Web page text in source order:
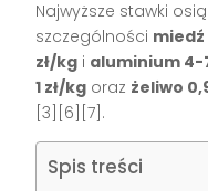
Najwyższe stawki
szczególności miedź
zł/kg i aluminium 4-
1 zł/kg oraz żeliwo
[3][6][7].
Spis treści